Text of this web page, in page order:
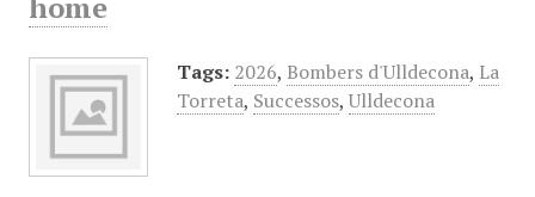
Tags: 2026, Bombers d'Ulldecona, La
Torreta, Successos, Ulldecona